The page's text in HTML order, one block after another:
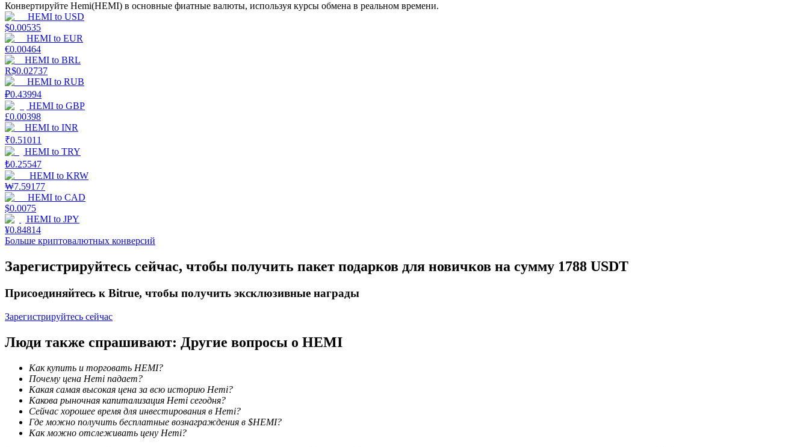
Руководство для начинающих по фьючерсам
Торговые стратегии
Узнайте, как оставаться прибыльным
Заработок
Силовая свинья
Получайте конкурентные награды ежедневно
Конвертируйте Hemi(HEMI) в основные фиатные валюты, используя курсы обмена в реальном времени.
HEMI to USD
$0.00535
HEMI to EUR
€0.00464
HEMI to BRL
R$0.02737
HEMI to RUB
₽0.43994
HEMI to GBP
£0.00398
HEMI to INR
₹0.51011
HEMI to TRY
₺0.25547
HEMI to KRW
₩7.59177
HEMI to CAD
$0.0075
HEMI to JPY
¥0.84814
Больше криптовалютных конверсий
Зарегистрируйтесь сейчас, чтобы получить пакет подарков для новичков на сумму 1788 USDT
Присоединяйтесь к Bitrue, чтобы получить эксклюзивные награды
Зарегистрируйтесь сейчас
Люди также спрашивают: Другие вопросы о HEMI
Как купить и торговать HEMI?
Почему цена Hemi падает?
Какая самая высокая цена за всю историю Hemi?
Какова рыночная капитализация Hemi сегодня?
Сейчас хорошее время для инвестирования в Hemi?
Где можно получить бесплатные вознаграждения в $HEMI?
Как можно отслеживать цену Hemi?